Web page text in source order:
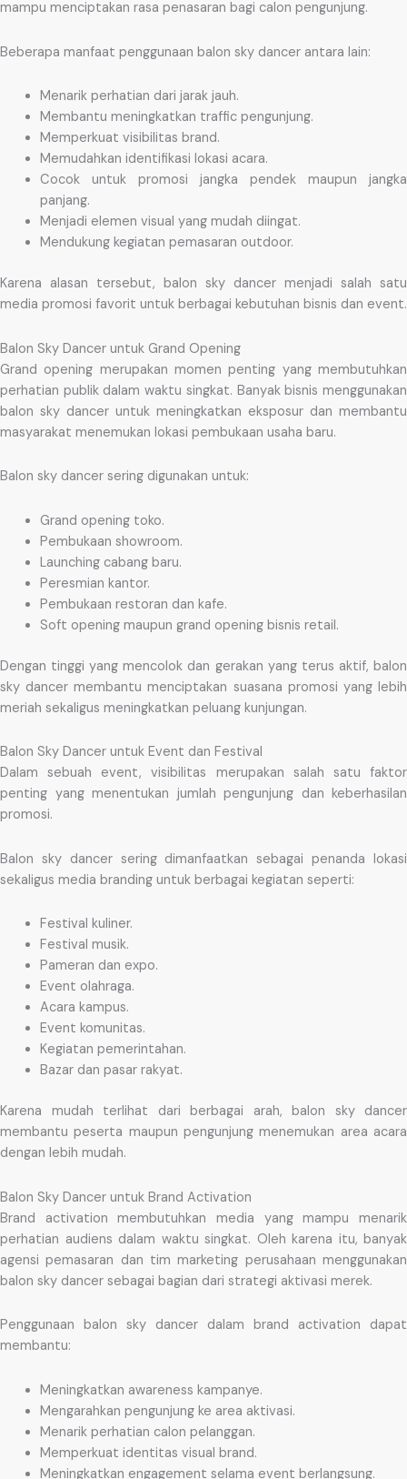
mampu menciptakan rasa penasaran bagi calon pengunjung.
Beberapa manfaat penggunaan balon sky dancer antara lain:
Menarik perhatian dari jarak jauh.
Membantu meningkatkan traffic pengunjung.
Memperkuat visibilitas brand.
Memudahkan identifikasi lokasi acara.
Cocok untuk promosi jangka pendek maupun jangka
panjang.
Menjadi elemen visual yang mudah diingat.
Mendukung kegiatan pemasaran outdoor.
Karena alasan tersebut, balon sky dancer menjadi salah satu
media promosi favorit untuk berbagai kebutuhan bisnis dan event.
Balon Sky Dancer untuk Grand Opening
Grand opening merupakan momen penting yang membutuhkan
perhatian publik dalam waktu singkat. Banyak bisnis menggunakan
balon sky dancer untuk meningkatkan eksposur dan membantu
masyarakat menemukan lokasi pembukaan usaha baru.
Balon sky dancer sering digunakan untuk:
Grand opening toko.
Pembukaan showroom.
Launching cabang baru.
Peresmian kantor.
Pembukaan restoran dan kafe.
Soft opening maupun grand opening bisnis retail.
Dengan tinggi yang mencolok dan gerakan yang terus aktif, balon
sky dancer membantu menciptakan suasana promosi yang lebih
meriah sekaligus meningkatkan peluang kunjungan.
Balon Sky Dancer untuk Event dan Festival
Dalam sebuah event, visibilitas merupakan salah satu faktor
penting yang menentukan jumlah pengunjung dan keberhasilan
promosi.
Balon sky dancer sering dimanfaatkan sebagai penanda lokasi
sekaligus media branding untuk berbagai kegiatan seperti:
Festival kuliner.
Festival musik.
Pameran dan expo.
Event olahraga.
Acara kampus.
Event komunitas.
Kegiatan pemerintahan.
Bazar dan pasar rakyat.
Karena mudah terlihat dari berbagai arah, balon sky dancer
membantu peserta maupun pengunjung menemukan area acara
dengan lebih mudah.
Balon Sky Dancer untuk Brand Activation
Brand activation membutuhkan media yang mampu menarik
perhatian audiens dalam waktu singkat. Oleh karena itu, banyak
agensi pemasaran dan tim marketing perusahaan menggunakan
balon sky dancer sebagai bagian dari strategi aktivasi merek.
Penggunaan balon sky dancer dalam brand activation dapat
membantu:
Meningkatkan awareness kampanye.
Mengarahkan pengunjung ke area aktivasi.
Menarik perhatian calon pelanggan.
Memperkuat identitas visual brand.
Meningkatkan engagement selama event berlangsung.